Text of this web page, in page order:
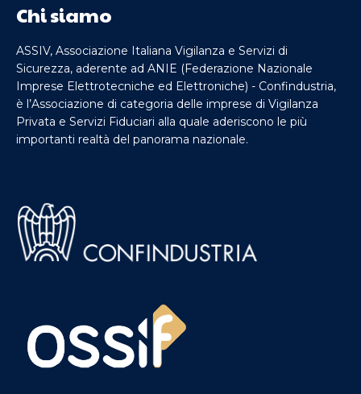
Chi siamo
ASSIV, Associazione Italiana Vigilanza e Servizi di
Sicurezza, aderente ad ANIE (Federazione Nazionale
Imprese Elettrotecniche ed Elettroniche) - Confindustria,
è l’Associazione di categoria delle imprese di Vigilanza
Privata e Servizi Fiduciari alla quale aderiscono le più
importanti realtà del panorama nazionale.